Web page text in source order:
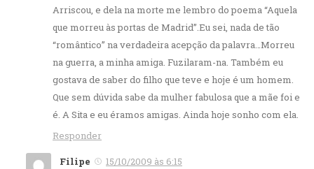
Arriscou, e dela na morte me lembro do poema “Aquela
que morreu às portas de Madrid”.Eu sei, nada de tão
“romântico” na verdadeira acepção da palavra…Morreu
na guerra, a minha amiga. Fuzilaram-na. Também eu
gostava de saber do filho que teve e hoje é um homem.
Que sem dúvida sabe da mulher fabulosa que a mãe foi e
é. A Sita e eu éramos amigas. Ainda hoje sonho com ela.
Responder
Filipe 15/10/2009 às 6:15